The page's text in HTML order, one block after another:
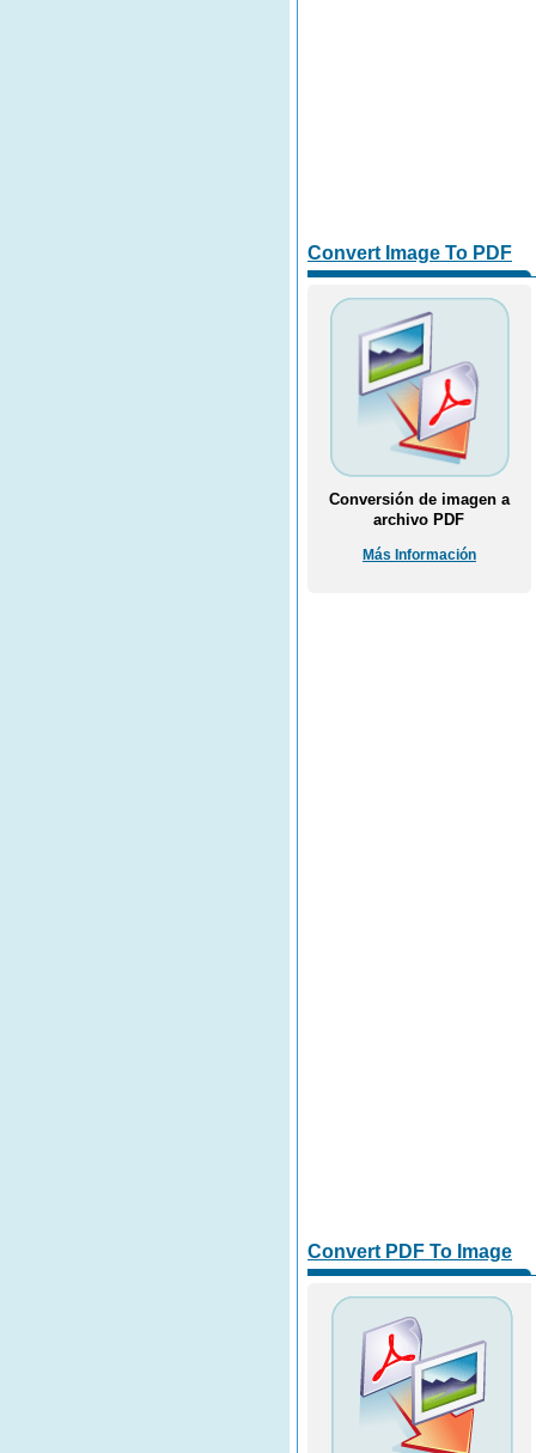
Convert Image To PDF
Conversión de imagen a
archivo PDF
Más Información
Convert PDF To Image